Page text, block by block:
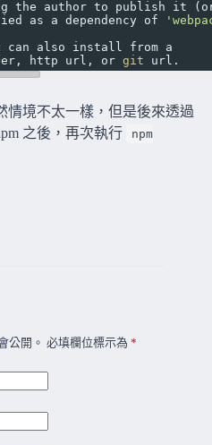
the author to publish it
as a dependency of
can also install from a
http url, or git url.
情境不太一樣，但是後來透過
之後，再次執行
npm
公開。 必填欄位標示為 *